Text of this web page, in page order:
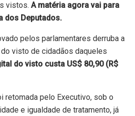
vistos. A matéria agora vai para
dos Deputados.
pelos parlamentares derruba a
visto de cidadãos daqueles
do visto custa US$ 80,90 (R$
retomada pelo Executivo, sob o
e igualdade de tratamento, já